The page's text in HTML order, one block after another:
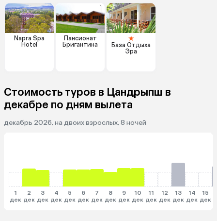
Napra Spa
Hotel
Пансионат
Бригантина
★
База Отдыха
Эра
Стоимость туров в Цандрыпш в
декабре по дням вылета
декабрь 2026, на двоих взрослых, 8 ночей
1
дек
2
дек
3
дек
4
дек
5
дек
6
дек
7
дек
8
дек
9
дек
10
дек
11
дек
12
дек
13
дек
14
дек
15
дек